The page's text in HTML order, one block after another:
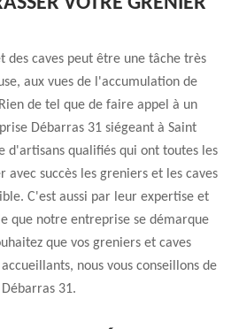
des caves peut être une tâche très
aux vues de l'accumulation de
de tel que de faire appel à un
Débarras 31 siégeant à Saint
d'artisans qualifiés qui ont toutes les
avec succès les greniers et les caves
C'est aussi par leur expertise et
que notre entreprise se démarque
que vos greniers et caves
nous vous conseillons de
31.